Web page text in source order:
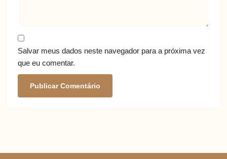
Salvar meus dados neste navegador para a próxima vez
que eu comentar.